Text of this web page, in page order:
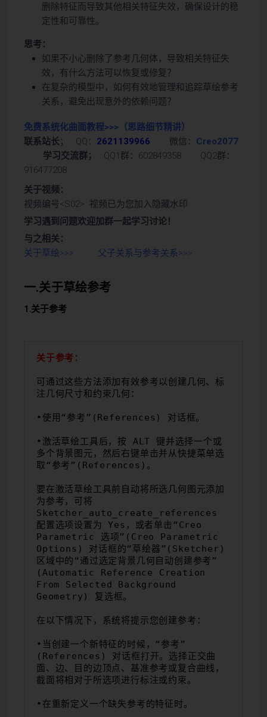
删除特征而导致其他相关特征失效，确保设计的稳
定性和可靠性。
思考：
如果不小心删除了参考几何体，导致相关特征失
效，有什么方法可以恢复或修复？
在复杂的模型中，如何有效地管理和追踪草绘参考
关系，避免出现意外的依赖问题？
免费系统化曲面教程>>> （思路细节精讲）
联系站长； QQ： 2621139966 微信： Creo2077
学习交流群；
QQ1群：602849358 QQ2群：
916477208
关于视频：
视频编号<S02> 视频已为您加入隐藏水印
学习遇到问题欢迎加群一起学习讨论！
与之相关：
关于草绘>>>
父子关系与参考关系>>>
一.关于草绘参考
1.关于参考
关于参考：
可通过这些方法添加有效参考以创建几何、标
注几何尺寸和约束几何：
•使用“参考”(References) 对话框。
•激活草绘工具后，按 ALT 键并选择一个或
多个背景图元，然后右键单击并从快捷菜单选
取“参考”(References)。
要在激活草绘工具前自动将所选几何图元添加
为参考，可将
Sketcher_auto_create_references
配置选项设置为 Yes，或者单击“Creo
Parametric 选项”(Creo Parametric
Options) 对话框的“草绘器”(Sketcher)
区域中的“通过选定背景几何自动创建参考”
(Automatic Reference Creation
From Selected Background
Geometry) 复选框。
在以下情况下，系统将提示您创建参考：
•当创建一个新特征的时候，“参考”
(References) 对话框打开。选择正交曲
面、边、目的边顶点、基准参考或复合曲线，
截面将相对于所选项进行标注或约束。
•在重新定义一个缺失参考的特征时。